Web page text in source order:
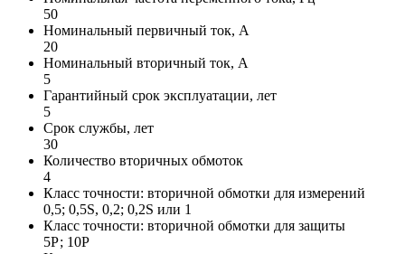
50
Номинальный первичный ток, А
20
Номинальный вторичный ток, А
5
Гарантийный срок эксплуатации, лет
5
Срок службы, лет
30
Количество вторичных обмоток
4
Класс точности: вторичной обмотки для измерений
0,5; 0,5S, 0,2; 0,2S или 1
Класс точности: вторичной обмотки для защиты
5Р; 10Р